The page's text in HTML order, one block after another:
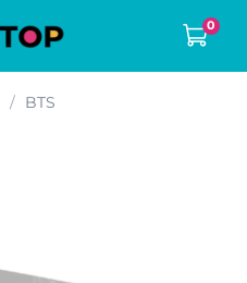
0
BTS